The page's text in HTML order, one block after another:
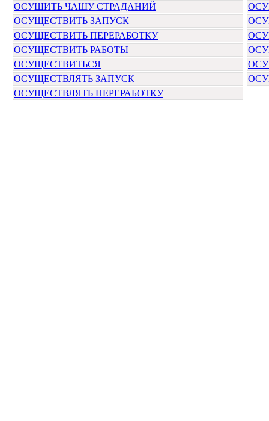
ОСУШИТЬ ЧАШУ СТРАДАНИЙ
ОСУЩЕСТВИТЬ ЗАПУСК
ОСУЩЕСТВИТЬ ПЕРЕРАБОТКУ
ОСУЩЕСТВИТЬ РАБОТЫ
ОСУЩЕСТВИТЬСЯ
ОСУЩЕСТВЛЯТЬ ЗАПУСК
ОСУЩЕСТВЛЯТЬ ПЕРЕРАБОТКУ